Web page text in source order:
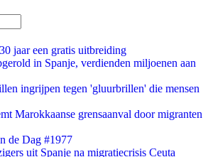
jaar een gratis uitbreiding
in Spanje, verdienden miljoenen aan
ingrijpen tegen 'gluurbrillen' die mensen
Marokkaanse grensaanval door migranten
de Dag #1977
uit Spanje na migratiecrisis Ceuta